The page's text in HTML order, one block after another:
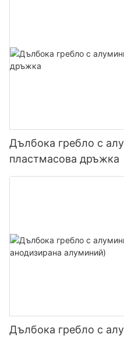
Дълбока гребло с
пластмасова дръжка
Дълбока гребло с